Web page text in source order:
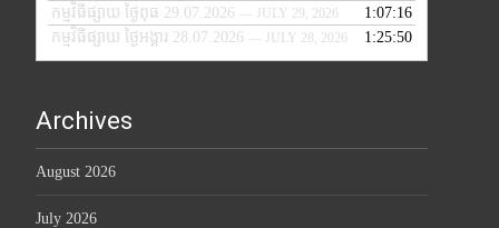
កម្មវិធីផ្សាយ ថ្ងៃពុធ 29.07.2026
— JULY 29, 2026
1:07:16
កម្មវិធីផ្សាយ ថ្ងៃអង្គារ 28.07.2026
— JULY 28, 2026 1:25:50
Archives
August 2026
July 2026